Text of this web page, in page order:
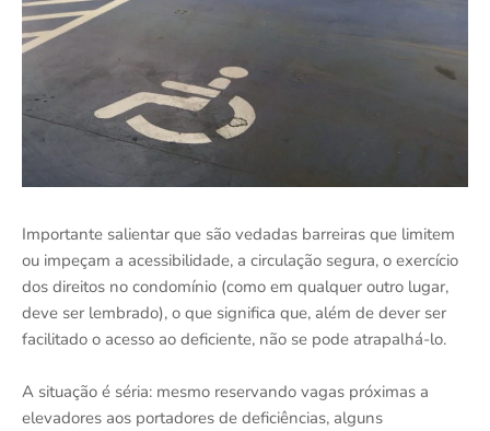
Importante salientar que são vedadas barreiras que limitem
ou impeçam a acessibilidade, a circulação segura, o exercício
dos direitos no condomínio (como em qualquer outro lugar,
deve ser lembrado), o que significa que, além de dever ser
facilitado o acesso ao deficiente, não se pode atrapalhá-lo.
A situação é séria: mesmo reservando vagas próximas a
elevadores aos portadores de deficiências, alguns